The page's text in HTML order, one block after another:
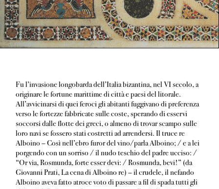
Fu l’invasione longobarda dell’Italia bizantina, nel VI secolo, a
originare le fortune marittime di città e paesi del litorale.
All’avvicinarsi di quei feroci gli abitanti fuggivano di preferenza
verso le fortezze fabbricate sulle coste, sperando di esservi
soccorsi dalle flotte dei greci, o almeno di trovar scampo sulle
loro navi se fossero stati costretti ad arrendersi. Il truce re
Alboino – Così nell’ebro furor del vino/parla Alboino; / e a lei
porgendo con un sorriso / il nudo teschio del padre ucciso: /
“Or via, Rosmunda, forte esser devi: / Rosmunda, bevi!” (da
Giovanni Prati, La cena di Alboino re) – il crudele, il nefando
Alboino aveva fatto atroce voto di passare a fil di spada tutti gli